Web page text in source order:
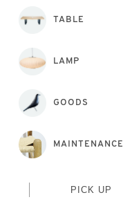
TABLE
LAMP
GOODS
MAINTENANCE
PICK UP